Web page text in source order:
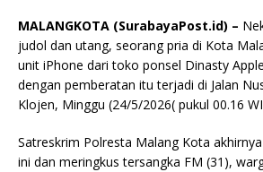
MALANGKOTA (SurabayaPost.id) –
judol dan utang, seorang pria di Kota
unit iPhone dari toko ponsel Dinasty
dengan pemberatan itu terjadi di Jalan
Klojen, Minggu (24/5/2026( pukul 00.16
Satreskrim Polresta Malang Kota
ini dan meringkus tersangka FM (31),